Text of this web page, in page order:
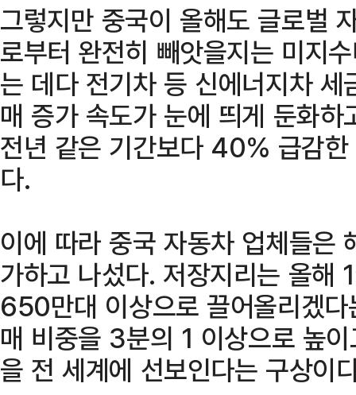
그렇지만 중국이 올해도 글로벌
로부터 완전히 빼앗을지는 미지
는 데다 전기차 등 신에너지차
매 증가 속도가 눈에 띄게 둔화
전년 같은 기간보다 40% 급감
다.
이에 따라 중국 자동차 업체들은
가하고 나섰다. 저장지리는 올
650만대 이상으로 끌어올리겠
매 비중을 3분의 1 이상으로 높
을 전 세계에 선보인다는 구상이